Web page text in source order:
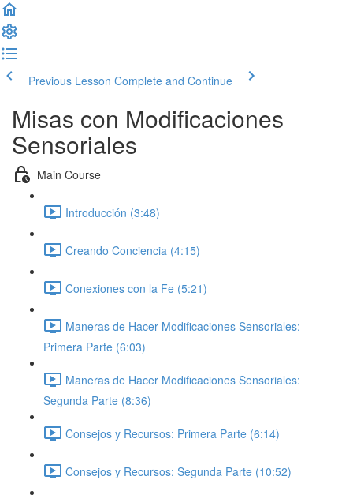
Previous Lesson Complete and Continue
Misas con Modificaciones
Sensoriales
Main Course
Introducción (3:48)
Creando Conciencia (4:15)
Conexiones con la Fe (5:21)
Maneras de Hacer Modificaciones Sensoriales:
Primera Parte (6:03)
Maneras de Hacer Modificaciones Sensoriales:
Segunda Parte (8:36)
Consejos y Recursos: Primera Parte (6:14)
Consejos y Recursos: Segunda Parte (10:52)